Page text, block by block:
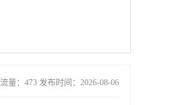
流量：473 发布时间：2026-08-06